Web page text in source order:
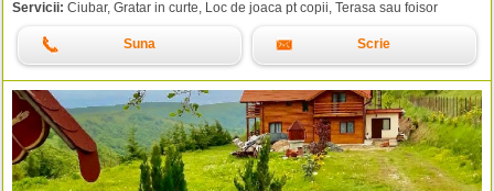
Servicii: Ciubar, Gratar in curte, Loc de joaca pt copii, Terasa sau foisor
Suna Scrie